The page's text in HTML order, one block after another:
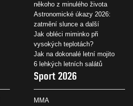
někoho z minulého života
Astronomické úkazy 2026:
zatmění slunce a další
Jak obléci miminko při
vysokých teplotách?
Jak na dokonalé letní mojito
6 lehkých letních salátů
Sport 2026
MMA